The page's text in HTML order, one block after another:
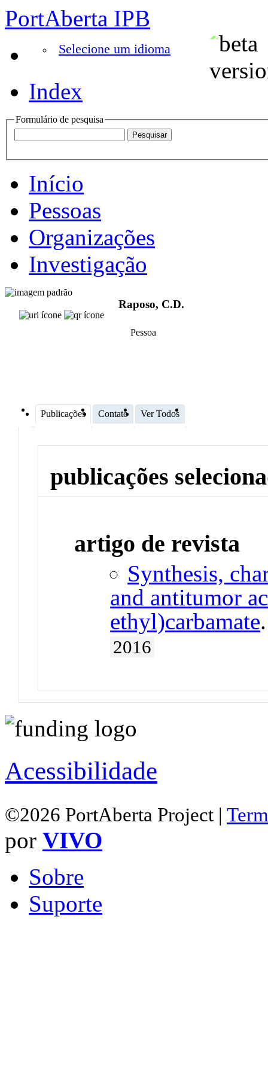
PortAberta IPB
Selecione um idioma
Index
Formulário de pesquisa
Início
Pessoas
Organizações
Investigação
Raposo, C.D.
Pessoa
Publicações Contato Ver Todos
publicações
artigo de revista
Synthesis,
and antitumor
ethyl)carbamate
2016
Acessibilidade
©2026 PortAberta Project |
por VIVO
Sobre
Suporte